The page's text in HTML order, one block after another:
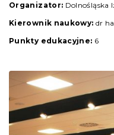
Organizator: Dolnośląska
Kierownik naukowy: dr
Punkty edukacyjne: 6